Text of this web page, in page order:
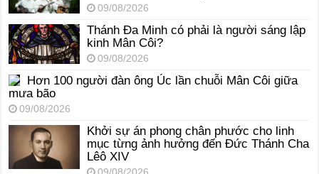
09/08/2026
Thánh Đa Minh có phải là người sáng lập
kinh Mân Côi?
09/08/2026
Hơn 100 người đàn ông Úc lần chuỗi Mân Côi giữa
mưa bão
09/08/2026
Khởi sự án phong chân phước cho linh
mục từng ảnh hưởng đến Đức Thánh Cha
Lêô XIV